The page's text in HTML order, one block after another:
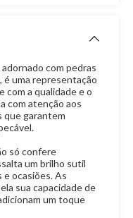
com pedras
é uma representação
com a qualidade e o
com atenção aos
que garantem
só confere
um brilho sutil
ocasiões. As
sua capacidade de
um toque